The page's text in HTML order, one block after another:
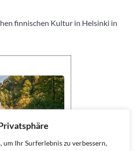
Ihr Surferlebnis zu verbessern,
finnischen Kultur in Helsinki in